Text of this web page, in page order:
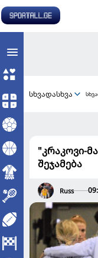
სხვადასხვა
"კრაკოვი-
შეჯამება
Russ